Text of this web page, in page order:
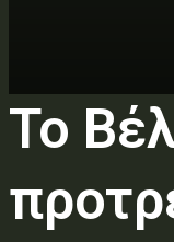
Το